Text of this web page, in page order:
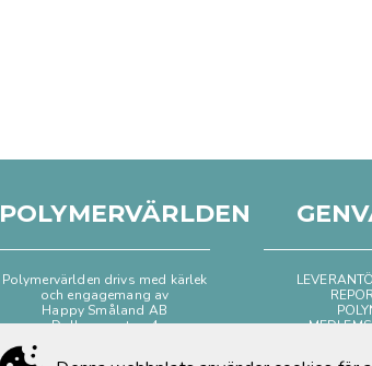
POLYMERVÄRLDEN
Polymervärlden drivs med kärlek
och engagemang av
Happy Småland AB
Dalhemsgatan 4